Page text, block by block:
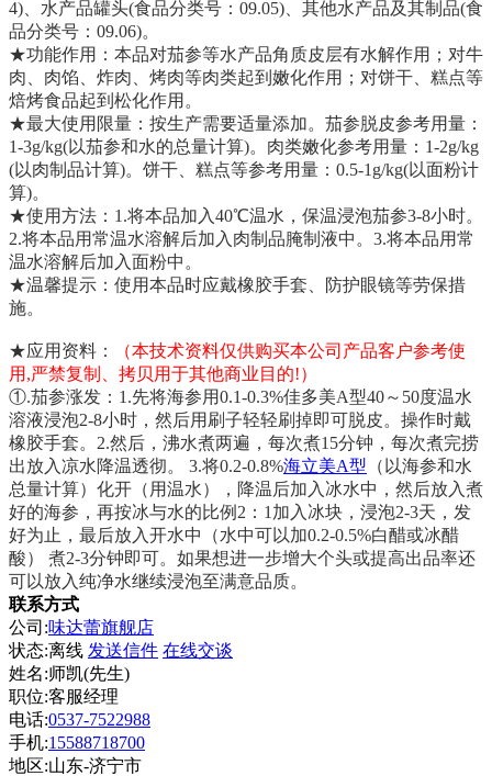
4)、水产品罐头(食品分类号：09.05)、其他水产品及其制品(食
品分类号：09.06)。
★功能作用：本品对茄参等水产品角质皮层有水解作用；对牛
肉、肉馅、炸肉、烤肉等肉类起到嫩化作用；对饼干、糕点等
焙烤食品起到松化作用。
★最大使用限量：按生产需要适量添加。茄参脱皮参考用量：
1-3g/kg(以茄参和水的总量计算)。肉类嫩化参考用量：1-2g/kg
(以肉制品计算)。饼干、糕点等参考用量：0.5-1g/kg(以面粉计
算)。
★使用方法：1.将本品加入40℃温水，保温浸泡茄参3-8小时。
2.将本品用常温水溶解后加入肉制品腌制液中。3.将本品用常
温水溶解后加入面粉中。
★温馨提示：使用本品时应戴橡胶手套、防护眼镜等劳保措
施。
★应用资料：
（本技术资料仅供购买本公司产品客户参考使
用,严禁复制、拷贝用于其他商业目的!）
①.茄参涨发：1.先将海参用0.1-0.3%佳多美A型40～50度温水
溶液浸泡2-8小时，然后用刷子轻轻刷掉即可脱皮。操作时戴
橡胶手套。2.然后，沸水煮两遍，每次煮15分钟，每次煮完捞
出放入凉水降温透彻。 3.将0.2-0.8%海立美A型 （以海参和水
总量计算）化开（用温水），降温后加入冰水中，然后放入煮
好的海参，再按冰与水的比例2：1加入冰块，浸泡2-3天，发
好为止，最后放入开水中（水中可以加0.2-0.5%白醋或冰醋
酸） 煮2-3分钟即可。如果想进一步增大个头或提高出品率还
可以放入纯净水继续浸泡至满意品质。
联系方式
公司:味达蕾旗舰店
状态:离线 发送信件 在线交谈
姓名:师凯(先生)
职位:客服经理
电话:0537-7522988
手机:15588718700
地区:山东-济宁市